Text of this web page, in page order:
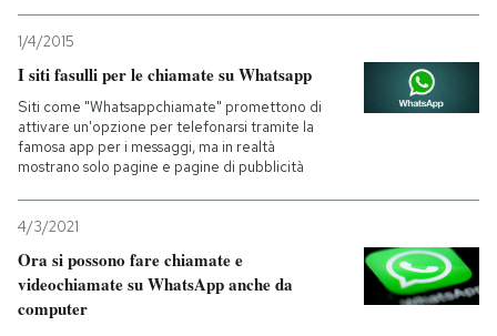
1/4/2015
I siti fasulli per le chiamate su Whatsapp
Siti come "Whatsappchiamate" promettono di
attivare un'opzione per telefonarsi tramite la
famosa app per i messaggi, ma in realtà
mostrano solo pagine e pagine di pubblicità
4/3/2021
Ora si possono fare chiamate e
videochiamate su WhatsApp anche da
computer